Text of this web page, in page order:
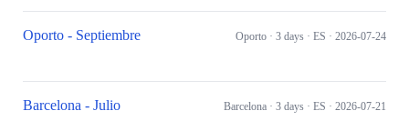
Oporto - Septiembre Oporto · 3 days · ES · 2026-07-24
Barcelona - Julio Barcelona · 3 days · ES · 2026-07-21